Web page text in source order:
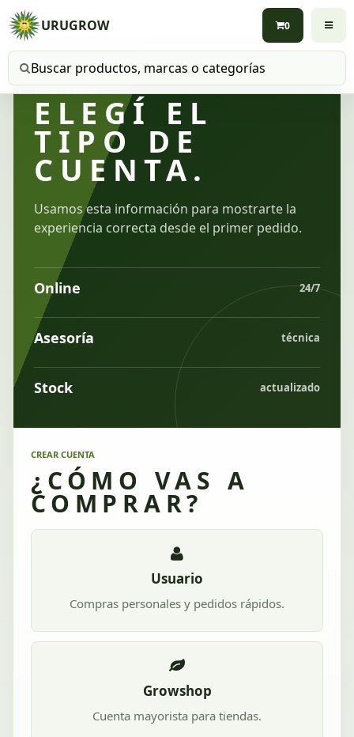
URUGROW
Buscar productos
0
REGISTRO
ELEGÍ EL
TIPO DE
CUENTA.
Usamos esta información para mostrarte la
experiencia correcta desde el primer pedido.
Online 24/7
Asesoría técnica
Stock actualizado
CREAR CUENTA
¿CÓMO VAS A
COMPRAR?
Usuario
Compras personales y pedidos rápidos.
Growshop
Cuenta mayorista para tiendas.